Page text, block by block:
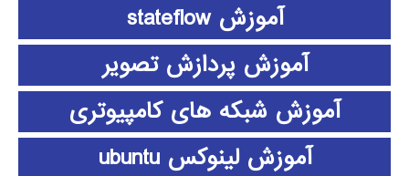
آموزش stateflow
آموزش پردازش تصویر
آموزش شبکه های کامپیوتری
آموزش لینوکس ubuntu